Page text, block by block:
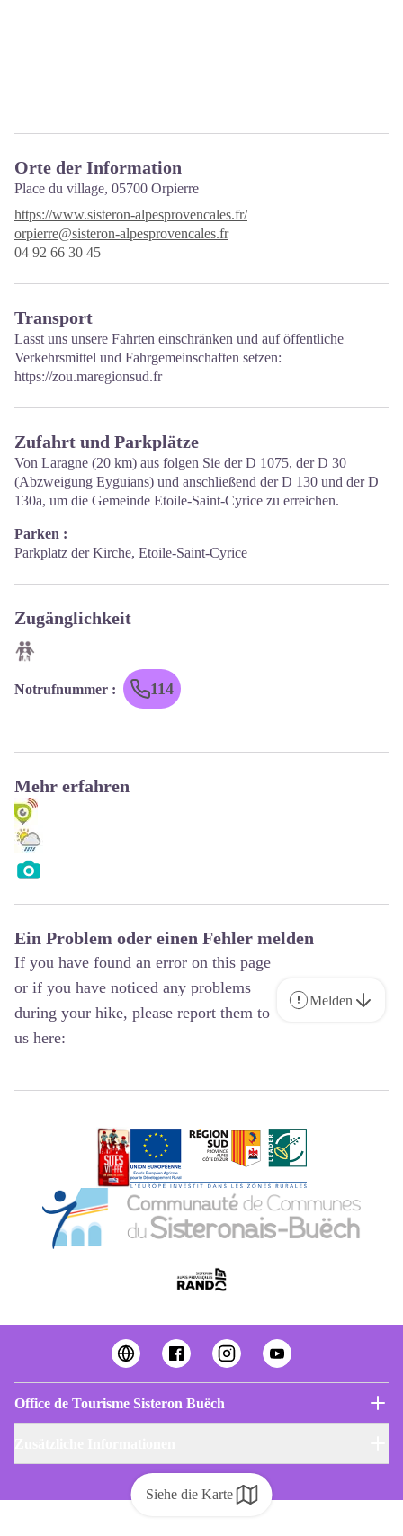
Siehe die Karte
Orte der Information
Place du village, 05700 Orpierre
https://www.sisteron-alpesprovencales.fr/
orpierre@sisteron-alpesprovencales.fr
04 92 66 30 45
Transport
Lasst uns unsere Fahrten einschränken und auf öffentliche
Verkehrsmittel und Fahrgemeinschaften setzen:
https://zou.maregionsud.fr
Zufahrt und Parkplätze
Von Laragne (20 km) aus folgen Sie der D 1075, der D 30
(Abzweigung Eyguians) und anschließend der D 130 und der D
130a, um die Gemeinde Etoile-Saint-Cyrice zu erreichen.
Parken :
Parkplatz der Kirche, Etoile-Saint-Cyrice
Zugänglichkeit
Notrufnummer : 114
Mehr erfahren
Ein Problem oder einen Fehler melden
If you have found an error on this page
or if you have noticed any problems
during your hike, please report them to
us here:
Melden
Office de Tourisme Sisteron Buëch